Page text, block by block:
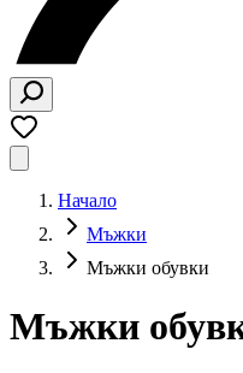
Начало
Мъжки​
Мъжки обувки
Мъжки